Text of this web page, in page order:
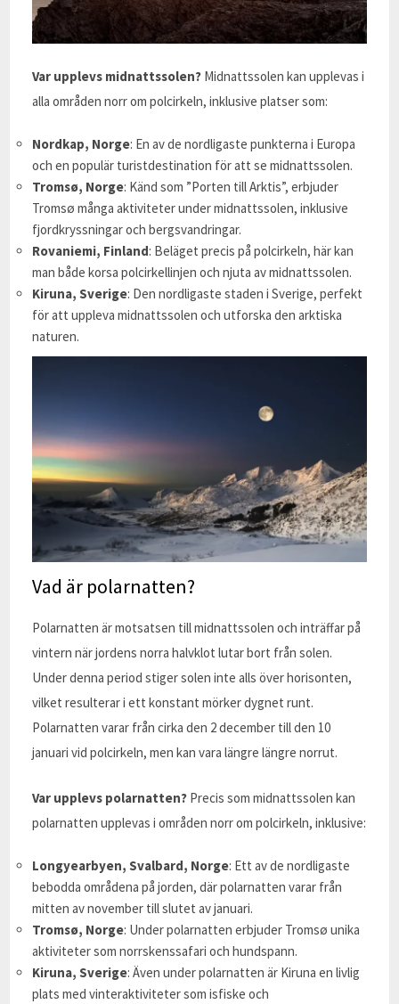
Var upplevs midnattssolen? Midnattssolen kan upplevas i
alla områden norr om polcirkeln, inklusive platser som:
Nordkap, Norge: En av de nordligaste punkterna i Europa
och en populär turistdestination för att se midnattssolen.
Tromsø, Norge: Känd som ”Porten till Arktis”, erbjuder
Tromsø många aktiviteter under midnattssolen, inklusive
fjordkryssningar och bergsvandringar.
Rovaniemi, Finland: Beläget precis på polcirkeln, här kan
man både korsa polcirkellinjen och njuta av midnattssolen.
Kiruna, Sverige: Den nordligaste staden i Sverige, perfekt
för att uppleva midnattssolen och utforska den arktiska
naturen.
Vad är polarnatten?
Polarnatten är motsatsen till midnattssolen och inträffar på
vintern när jordens norra halvklot lutar bort från solen.
Under denna period stiger solen inte alls över horisonten,
vilket resulterar i ett konstant mörker dygnet runt.
Polarnatten varar från cirka den 2 december till den 10
januari vid polcirkeln, men kan vara längre längre norrut.
Var upplevs polarnatten? Precis som midnattssolen kan
polarnatten upplevas i områden norr om polcirkeln, inklusive:
Longyearbyen, Svalbard, Norge: Ett av de nordligaste
bebodda områdena på jorden, där polarnatten varar från
mitten av november till slutet av januari.
Tromsø, Norge: Under polarnatten erbjuder Tromsø unika
aktiviteter som norrskenssafari och hundspann.
Kiruna, Sverige: Även under polarnatten är Kiruna en livlig
plats med vinteraktiviteter som isfiske och